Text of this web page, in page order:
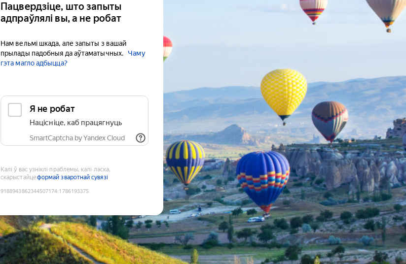
Пацвердзіце, што запыты
адпраўлялі вы, а не робат
Нам вельмі шкада, але запыты з вашай
прылады падобныя да аўтаматычных.
Чаму
гэта магло адбыцца?
Я не робат
Націсніце, каб працягнуць
SmartCaptcha by Yandex Cloud
Калі ў вас узніклі праблемы, калі ласка,
скарыстайцеформай зваротнай сувязі
9188943862344507174:1786193375